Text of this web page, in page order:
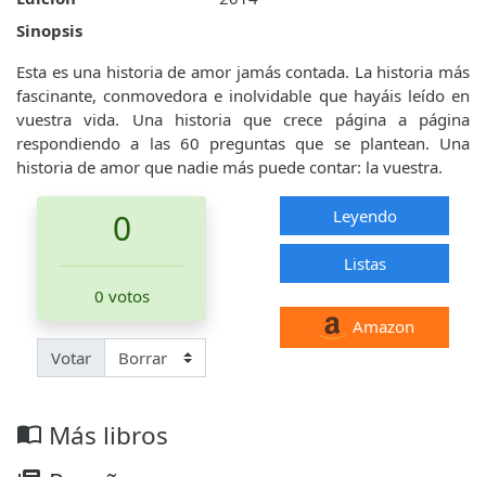
Sinopsis
Esta es una historia de amor jamás contada. La historia más
fascinante, conmovedora e inolvidable que hayáis leído en
vuestra vida. Una historia que crece página a página
respondiendo a las 60 preguntas que se plantean. Una
historia de amor que nadie más puede contar: la vuestra.
0
0 votos
Votar
Leyendo
Listas
Amazon
import_contacts Más libros